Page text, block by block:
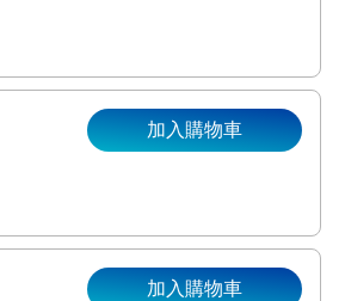
加入購物車
加入購物車